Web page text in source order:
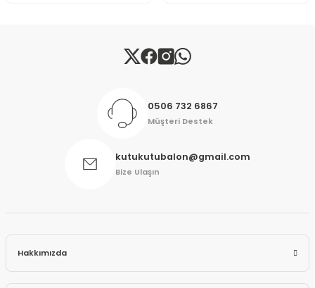
Gönder
0506 732 6867
Müşteri Destek
kutukutubalon@gmail.com
Bize Ulaşın
Hakkımızda